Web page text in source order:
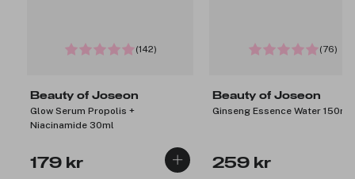
(142)
Beauty of Joseon
Glow Serum Propolis +
Niacinamide 30ml
179 kr
(76)
Beauty of Joseon
Ginseng Essence Water 150ml
259 kr